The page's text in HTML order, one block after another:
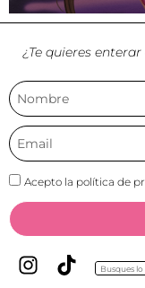
¿Te quieres
Acepto la política de